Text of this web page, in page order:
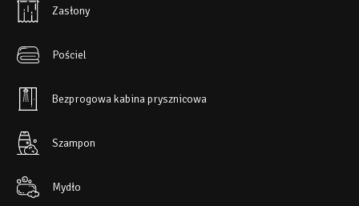
Zasłony
Pościel
Bezprogowa kabina prysznicowa
Szampon
Mydło